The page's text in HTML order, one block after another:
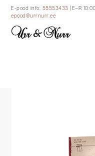
E-pood info: 55553433 (E–R
epood@urrnurr.ee